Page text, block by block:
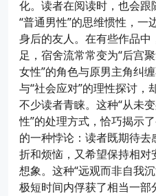
化。读者在阅读时，也会
“普通男性”的思维惯性，
身后的友人。在有些作品
足，宿舍流常常变为“后宫
女性”的角色与原男主角纠
与“社会应对”的理性探讨，
不少读者青睐。这种“从未
性”的处理方式，恰巧揭示
的一种悖论：读者既期待去
折和烦恼，又希望保持相
想象。这种“远观而非自我
极短时间内俘获了相当一部